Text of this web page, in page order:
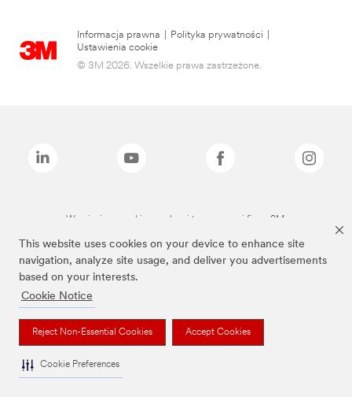
This website uses cookies on your device to enhance site
navigation, analyze site usage, and deliver you advertisements
based on your interests.
Cookie Notice
Reject Non-Essential Cookies Accept Cookies
Cookie Preferences
Informacja prawna Polityka prywatności
Ustawienia cookie
© 3M 2026. Wszelkie prawa zastrzeżone.
Wymienione marki są znakami towarowymi firmy 3M.